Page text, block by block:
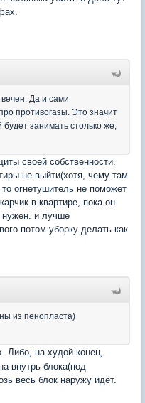
Да и сами
противогазы. Это значит
занимать столько же,
своей собственности.
не выйти(хотя, чему там
огнетушитель не поможет
в квартире, пока он
нужен. и лучше
потом уборку делать как
из пенопласта)
Либо, на худой конец,
внутрь блока(под
весь блок наружу идёт.